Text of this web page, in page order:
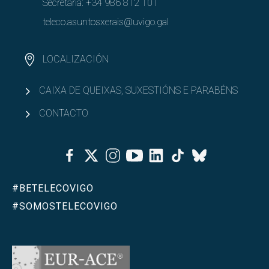
AbrirPAS e PDI
AbrirRecursos e infraestruturas
AbrirCalidade
Secretaría: +34 986 812 101
teleco.asuntosxerais@uvigo.gal
LOCALIZACIÓN
CAIXA DE QUEIXAS, SUXESTIÓNS E PARABÉNS
CONTACTO
FacebookTwitterInstagramYoutubeLinkedinTiktok
Bluesky
#BETELECOVIGO
#SOMOSTELECOVIGO